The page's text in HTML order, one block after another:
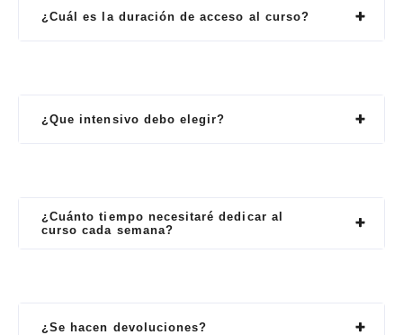
¿Cuál es la duración de acceso al curso?
¿Que intensivo debo elegir?
¿Cuánto tiempo necesitaré dedicar al
curso cada semana?
¿Se hacen devoluciones?